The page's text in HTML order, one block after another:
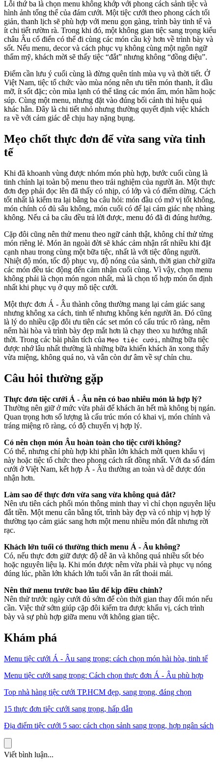
Lỗi thứ ba là chọn menu không khớp với phong cách sảnh tiệc và
hình ảnh tổng thể của đám cưới. Một tiệc cưới theo phong cách tối
giản, thanh lịch sẽ phù hợp với menu gọn gàng, trình bày tinh tế và
ít chi tiết rườm rà. Trong khi đó, một không gian tiệc sang trọng kiểu
châu Âu cổ điển có thể đi cùng các món cầu kỳ hơn về trình bày và
sốt. Nếu menu, decor và cách phục vụ không cùng một ngôn ngữ
thẩm mỹ, khách mời sẽ thấy tiệc “đắt” nhưng không “đồng điệu”.
Điểm cần lưu ý cuối cùng là đừng quên tính mùa vụ và thời tiết. Ở
Việt Nam, tiệc tổ chức vào mùa nóng nên ưu tiên món thanh, ít dầu
mỡ, ít sốt đặc; còn mùa lạnh có thể tăng các món ấm, món hầm hoặc
súp. Cùng một menu, nhưng đặt vào đúng bối cảnh thì hiệu quả
khác hẳn. Đây là chi tiết nhỏ nhưng thường quyết định việc khách
ra về với cảm giác dễ chịu hay nặng bụng.
Mẹo chốt thực đơn để vừa sang vừa tinh
tế
Khi đã khoanh vùng được nhóm món phù hợp, bước cuối cùng là
tinh chỉnh lại toàn bộ menu theo trải nghiệm của người ăn. Một thực
đơn đẹp phải đọc lên đã thấy có nhịp, có lớp và có điểm dừng. Cách
tốt nhất là kiểm tra lại bằng ba câu hỏi: món đầu có mở vị tốt không,
món chính có đủ sâu không, món cuối có để lại cảm giác nhẹ nhàng
không. Nếu cả ba câu đều trả lời được, menu đó đã đi đúng hướng.
Cặp đôi cũng nên thử menu theo ngữ cảnh thật, không chỉ thử từng
món riêng lẻ. Món ăn ngoài đời sẽ khác cảm nhận rất nhiều khi đặt
cạnh nhau trong cùng một bữa tiệc, nhất là với tiệc đông người.
Nhiệt độ món, tốc độ phục vụ, độ nóng của sảnh, thời gian chờ giữa
các món đều tác động đến cảm nhận cuối cùng. Vì vậy, chọn menu
không phải là chọn món ngon nhất, mà là chọn tổ hợp món ổn định
nhất khi phục vụ ở quy mô tiệc cưới.
Một thực đơn Á - Âu thành công thường mang lại cảm giác sang
nhưng không xa cách, tinh tế nhưng không kén người ăn. Đó cũng
là lý do nhiều cặp đôi ưu tiên các set món có cấu trúc rõ ràng, nêm
nếm hài hòa và trình bày đẹp mắt hơn là chạy theo xu hướng nhất
thời. Trong các bài phân tích của Mẹo tiệc cưới , những bữa tiệc
được nhớ lâu nhất thường là những bữa khiến khách ăn xong thấy
vừa miệng, không quá no, và vẫn còn dư âm về sự chỉn chu.
Câu hỏi thường gặp
Thực đơn tiệc cưới Á - Âu nên có bao nhiêu món là hợp lý?
Thường nên giữ ở mức vừa phải để khách ăn hết mà không bị ngán.
Quan trọng hơn số lượng là cấu trúc món có khai vị, món chính và
tráng miệng rõ ràng, có độ chuyển vị hợp lý.
Có nên chọn món Âu hoàn toàn cho tiệc cưới không?
Có thể, nhưng chỉ phù hợp khi phần lớn khách mời quen khẩu vị
này hoặc tiệc tổ chức theo phong cách rất đồng nhất. Với đa số đám
cưới ở Việt Nam, kết hợp Á - Âu thường an toàn và dễ được đón
nhận hơn.
Làm sao để thực đơn vừa sang vừa không quá đắt?
Nên ưu tiên cách phối món thông minh thay vì chỉ chọn nguyên liệu
đắt tiền. Một menu cân bằng tốt, trình bày đẹp và có nhịp vị hợp lý
thường tạo cảm giác sang hơn một menu nhiều món đắt nhưng rời
rạc.
Khách lớn tuổi có thường thích menu Á - Âu không?
Có, nếu thực đơn giữ được độ dễ ăn và không quá nhiều sốt béo
hoặc nguyên liệu lạ. Khi món được nêm vừa phải và phục vụ nóng
đúng lúc, phần lớn khách lớn tuổi vẫn ăn rất thoải mái.
Nên thử menu trước bao lâu để kịp điều chỉnh?
Nên thử trước ngày cưới đủ sớm để còn thời gian thay đổi món nếu
cần. Việc thử sớm giúp cặp đôi kiểm tra được khẩu vị, cách trình
bày và sự phù hợp giữa menu với không gian tiệc.
Khám phá
Menu tiệc cưới Á - Âu sang trọng: cách chọn món hài hòa, tinh tế
Menu tiệc cưới sang trọng: Cách chọn thực đơn Á - Âu phù hợp
Top nhà hàng tiệc cưới TP.HCM đẹp, sang trọng, đáng chọn
15 thực đơn tiệc cưới sang trọng, hấp dẫn
Địa điểm tiệc cưới 5 sao: cách chọn sảnh sang trọng, hợp ngân sách
Viết bình luận...